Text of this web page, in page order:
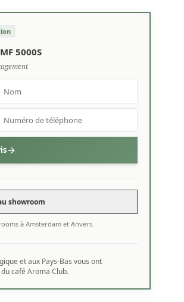
5000S
showroom
à Amsterdam et Anvers.
et aux Pays-Bas vous ont
café Aroma Club.